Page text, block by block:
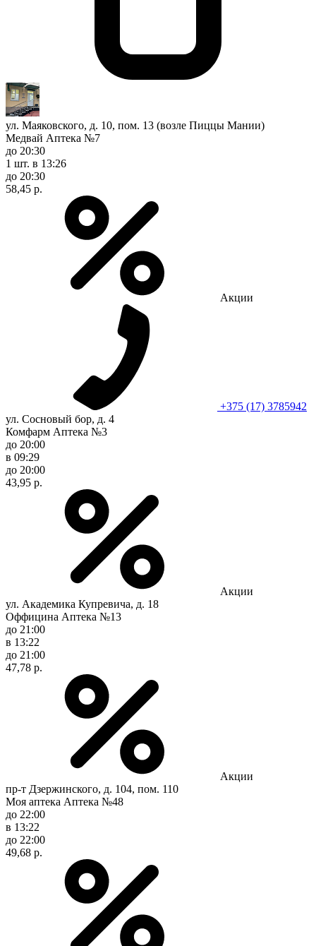
ул. Маяковского, д. 10, пом. 13 (возле Пиццы Мании)
Медвай Аптека №7
до 20:30
1 шт. в 13:26
до 20:30
58,45 р.
Акции
+375 (17) 3785942
ул. Сосновый бор, д. 4
Комфарм Аптека №3
до 20:00
в 09:29
до 20:00
43,95 р.
Акции
ул. Академика Купревича, д. 18
Оффицина Аптека №13
до 21:00
в 13:22
до 21:00
47,78 р.
Акции
пр-т Дзержинского, д. 104, пом. 110
Моя аптека Аптека №48
до 22:00
в 13:22
до 22:00
49,68 р.